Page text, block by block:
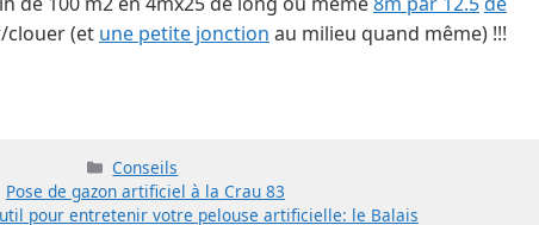
clouer (et une petite jonction au milieu quand même) !!!
Catégories
Conseils
Pose de gazon artificiel à la Crau 83
pour entretenir votre pelouse artificielle: le Balais